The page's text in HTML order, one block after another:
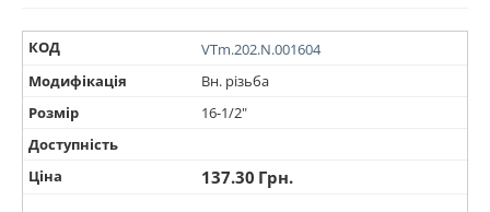
КОД
VTm.202.N.001604
Модифікація
Вн. різьба
Розмір
16-1/2"
Доступність
Ціна
137.30 Грн.